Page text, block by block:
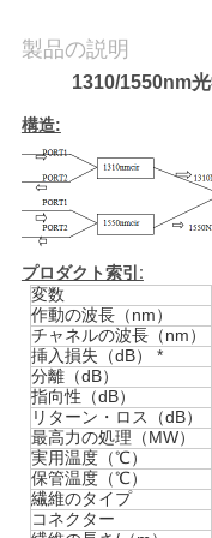
く
さ
ニ
ュ
ー
ス
事
製品の説明
1310/1550nm
構造:
プロダクト索引:
変数
作動の波長（nm）
チャネルの波長（nm）
挿入損失（dB） *
分離（dB）
指向性（dB）
リターン・ロス（dB）
最高力の処理（MW）
実用温度（℃）
保管温度（℃）
繊維のタイプ
コネクター